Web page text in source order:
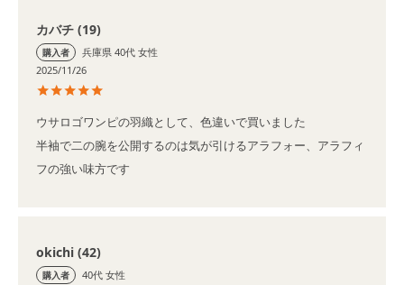
カバチ 19
購入者 兵庫県 40代 女性
2025/11/26
ウサロゴワンピの羽織として、色違いで買いました
半袖で二の腕を公開するのは気が引けるアラフォー、アラフィ
フの強い味方です
okichi 42
購入者 40代 女性